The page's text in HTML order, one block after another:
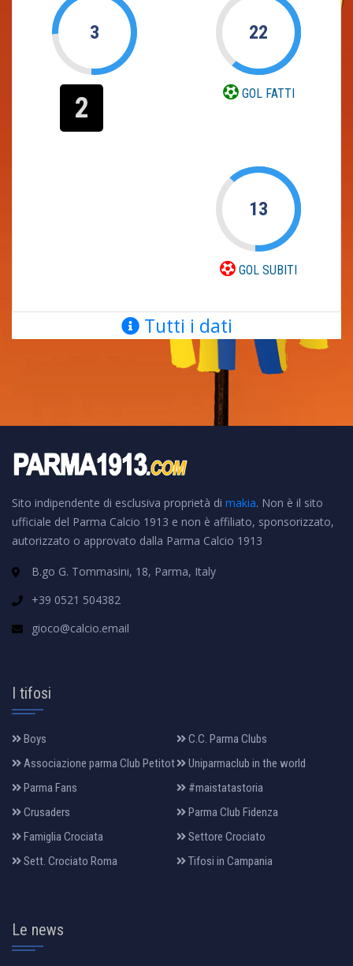
3
2
22
GOL FATTI
13
GOL SUBITI
Tutti i dati
Sito indipendente di esclusiva proprietà di makia. Non è il sito
ufficiale del Parma Calcio 1913 e non è affiliato, sponsorizzato,
autorizzato o approvato dalla Parma Calcio 1913
B.go G. Tommasini, 18, Parma, Italy
+39 0521 504382
gioco@calcio.email
I tifosi
Boys
C.C. Parma Clubs
Associazione parma Club Petitot
Uniparmaclub in the world
Parma Fans
#maistatastoria
Crusaders
Parma Club Fidenza
Famiglia Crociata
Settore Crociato
Sett. Crociato Roma
Tifosi in Campania
Le news